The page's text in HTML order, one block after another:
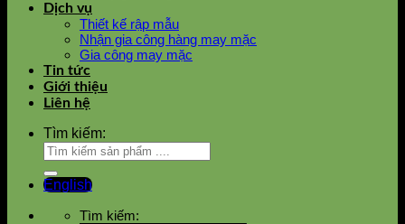
Dịch vụ
Thiết kế rập mẫu
Nhận gia công hàng may mặc
Gia công may mặc
Tin tức
Giới thiệu
Liên hệ
Tìm kiếm:
English
Tìm kiếm: